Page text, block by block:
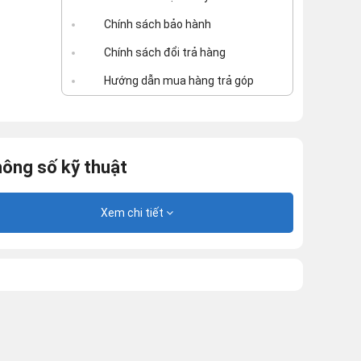
Chính sách bảo hành
Chính sách đổi trả hàng
Hướng dẫn mua hàng trả góp
số kỹ thuật
Xem chi tiết